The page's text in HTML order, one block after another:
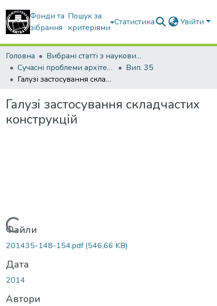
Фонди та
зібрання
Пошук за
критеріями
Статистика Увійти
Головна
Вибрані статті з наукових збірників КНУБА
Сучасні проблеми архітектури та містобудування
Вип. 35
Галузі застосування складчастих конструкцій
Галузі застосування складчастих
конструкцій
Вантажиться...
Файли
201435-148-154.pdf(546,66 KB)
Дата
2014
Автори